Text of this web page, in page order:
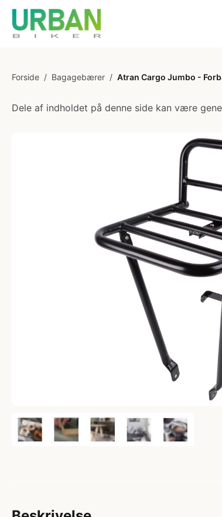
Forside / Bagagebærer / Atran Cargo Jumbo -
Dele af indholdet på denne side kan være